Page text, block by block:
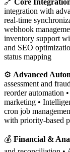
🔗 Core
integration with
real-time
webhook
inventory support
and SEO
status mapping
⚙️ Advanced
assessment and
reorder automation
marketing •
cron job
with priority-based
💰 Financial &